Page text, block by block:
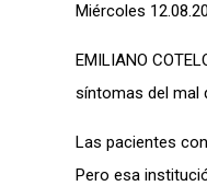
Miércoles
EMILIANO
síntomas del mal
Las pacientes
Pero esa